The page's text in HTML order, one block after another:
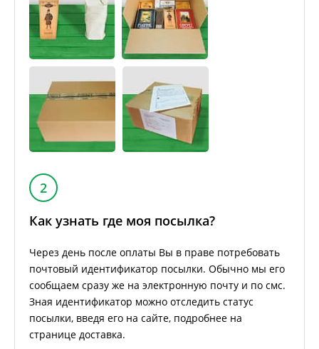
2
Как узнать где моя посылка?
Через день после оплаты Вы в праве потребовать
почтовый идентификатор посылки. Обычно мы его
сообщаем сразу же на электронную почту и по смс.
Зная идентификатор можно отследить статус
посылки, введя его на сайте, подробнее на
странице доставка.